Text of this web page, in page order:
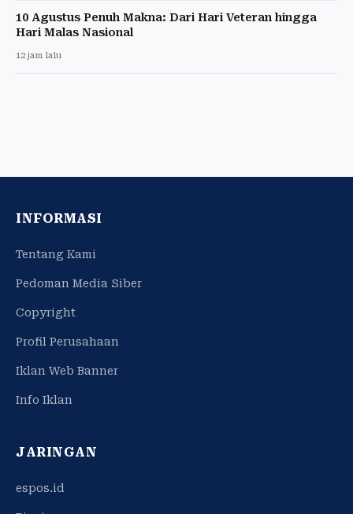
10 Agustus Penuh Makna: Dari Hari Veteran hingga
Hari Malas Nasional
12 jam lalu
INFORMASI
Tentang Kami
Pedoman Media Siber
Copyright
Profil Perusahaan
Iklan Web Banner
Info Iklan
JARINGAN
espos.id